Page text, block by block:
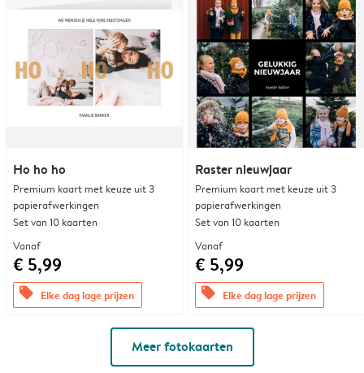
Ho ho ho
Premium kaart met keuze uit 3
papierafwerkingen
Set van 10 kaarten
Vanaf
€ 5,99
offers Elke dag lage prijzen
Raster nieuwjaar
Premium kaart met keuze uit 3
papierafwerkingen
Set van 10 kaarten
Vanaf
€ 5,99
offers Elke dag lage prijzen
Meer fotokaarten